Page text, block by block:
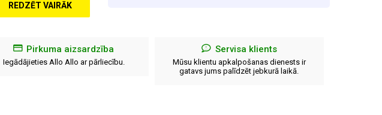
REDZĒT VAIRĀK
Pirkuma aizsardzība
Iegādājieties Allo Allo ar pārliecību.
Servisa klients
Mūsu klientu apkalpošanas dienests ir
gatavs jums palīdzēt jebkurā laikā.